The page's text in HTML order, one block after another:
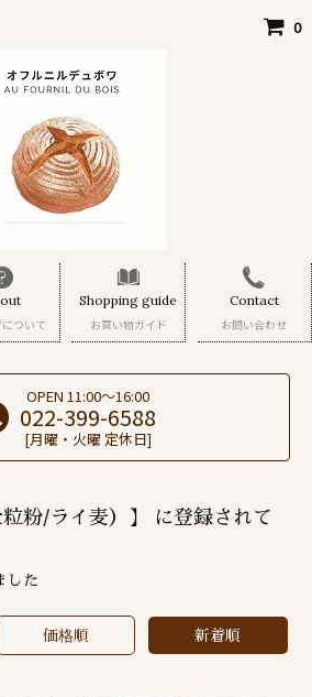
0
ついて
Shopping guide
お買い物ガイド
Contact
お問い合わせ
OPEN 11:00～16:00
022-399-6588
[月曜・火曜 定休日]
粒粉/ライ麦）】 に登録されて
した
価格順 新着順